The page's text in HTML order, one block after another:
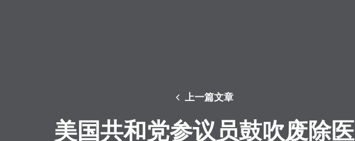
上一篇文章
美国共和党参议员鼓吹废除医